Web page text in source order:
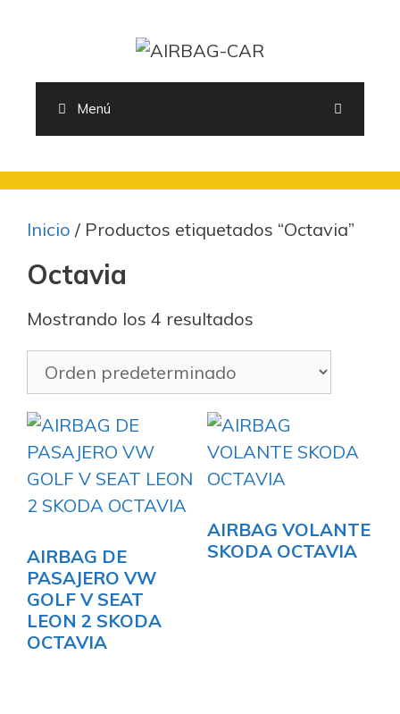
Menú
Inicio / Productos etiquetados “Octavia”
Octavia
Mostrando los 4 resultados
AIRBAG DE
PASAJERO VW
GOLF V SEAT
LEON 2 SKODA
OCTAVIA
AIRBAG VOLANTE
SKODA OCTAVIA